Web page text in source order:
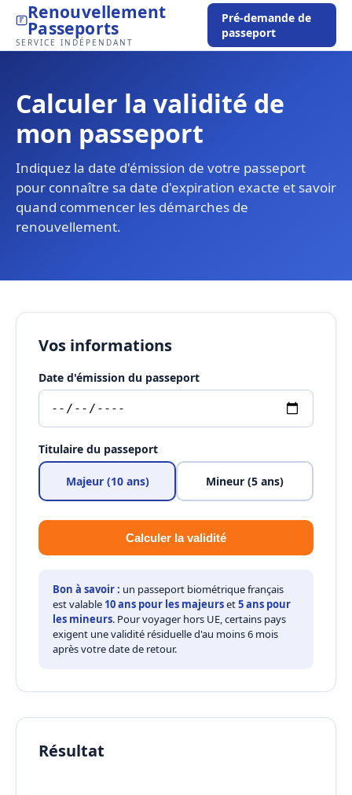
Renouvellement
Passeports
SERVICE INDÉPENDANT
Pré-demande de
passeport
Calculer la validité de
mon passeport
Indiquez la date d'émission de votre passeport
pour connaître sa date d'expiration exacte et savoir
quand commencer les démarches de
renouvellement.
Vos informations
Date d'émission du passeport
Titulaire du passeport
Majeur (10 ans) Mineur (5 ans)
Calculer la validité
Bon à savoir : un passeport biométrique français
est valable 10 ans pour les majeurset5 ans pour
les mineurs. Pour voyager hors UE, certains pays
exigent une validité résiduelle d'au moins 6 mois
après votre date de retour.
Résultat